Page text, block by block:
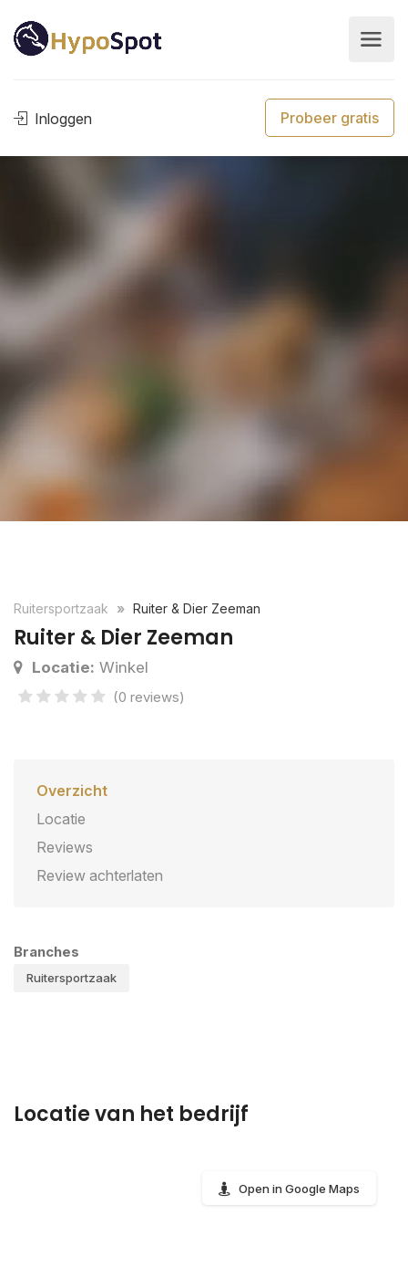
Inloggen Probeer gratis
Ruitersportzaak Ruiter & Dier Zeeman
Ruiter & Dier Zeeman
Locatie: Winkel
(0 reviews)
Overzicht
Locatie
Reviews
Review achterlaten
Branches
Ruitersportzaak
Locatie van het bedrijf
Open in Google Maps